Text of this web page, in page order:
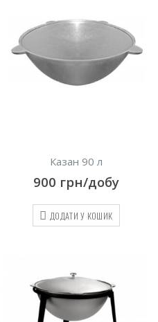
Казан 90 л
900 грн/добу
ДОДАТИ У КОШИК